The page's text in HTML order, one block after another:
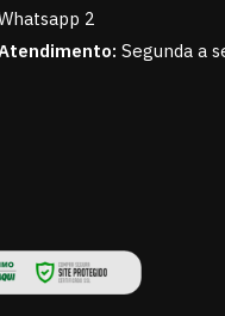
2
Segunda a